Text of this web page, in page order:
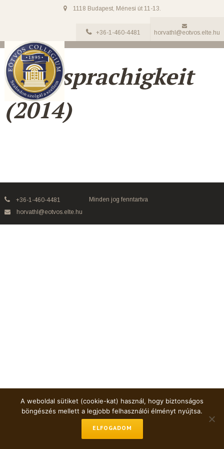
1118 Budapest, Ménesi út 11-13.
+36-1-460-4481 horvathl@eotvos.elte.hu
Mehrsprachigkeit
(2014)
+36-1-460-4481
horvathl@eotvos.elte.hu
Minden jog fenntartva
A weboldal sütiket (cookie-kat) használ, hogy biztonságos
böngészés mellett a legjobb felhasználói élményt nyújtsa.
ELFOGADOM